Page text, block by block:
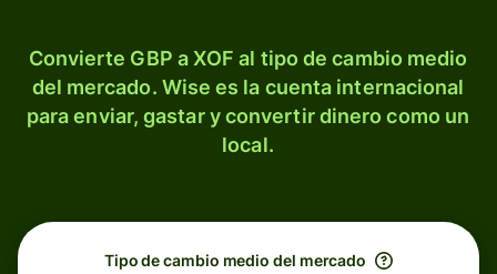
Convierte GBP a XOF al tipo de cambio medio
del mercado. Wise es la cuenta internacional
para enviar, gastar y convertir dinero como un
local.
Tipo de cambio medio del mercado